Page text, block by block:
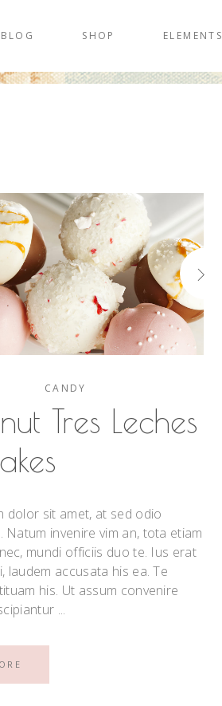
BLOG SHOP ELEMENTS
CANDY
Tres Leches
dolor sit amet, at sed odio
Natum invenire vim an, tota etiam
mundi officiis duo te. Ius erat
laudem accusata his ea. Te
his. Ut assum convenire